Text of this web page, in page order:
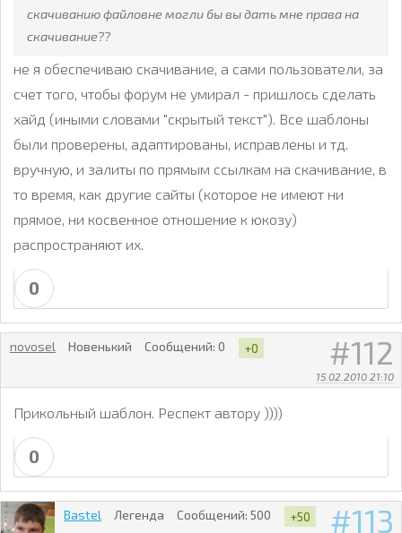
скачиванию файловне могли бы вы дать мне права на
скачивание??
не я обеспечиваю скачивание, а сами пользователи, за
счет того, чтобы форум не умирал - пришлось сделать
хайд (иными словами "скрытый текст"). Все шаблоны
были проверены, адаптированы, исправлены и тд.
вручную, и залиты по прямым ссылкам на скачивание, в
то время, как другие сайты (которое не имеют ни
прямое, ни косвенное отношение к юкозу)
распространяют их.
0
112
15.02.2010 21:10
novosel Новенький Сообщений: 0 +0
Прикольный шаблон. Респект автору ))))
0
113
Bastel Легенда Сообщений: 500 +50